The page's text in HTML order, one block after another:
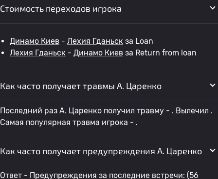
Стоимость переходов игрока
Динамо Киев - Лехия Гданьск за Loan
Лехия Гданьск - Динамо Киев за Return from loan
Как часто получает травмы A. Царенко
Последний раз A. Царенко получил травму - . Вылечил .
Самая популярная травма игрока - .
Как часто получает предупреждения A. Царенко
Ответ - Предупреждения за последние встречи: (56